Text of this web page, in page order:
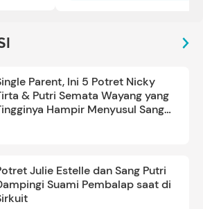
Parent, Ini 5 Potret Nicky
& Putri Semata Wayang yang
Hampir Menyusul Sang
Julie Estelle dan Sang Putri
Suami Pembalap saat di